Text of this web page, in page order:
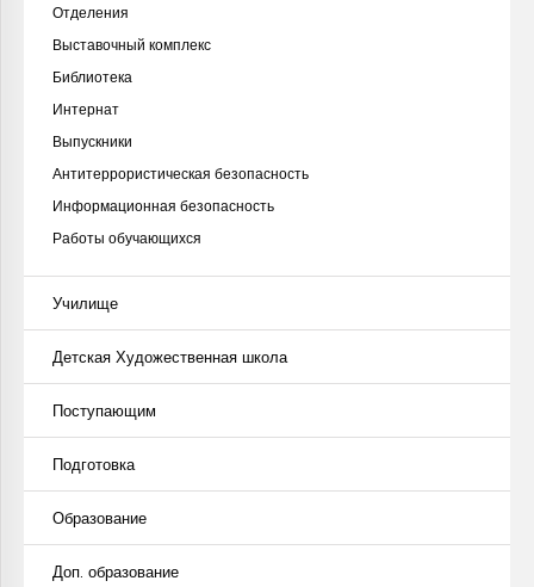
Отделения
Выставочный комплекс
Библиотека
Интернат
Выпускники
Антитеррористическая безопасность
Информационная безопасность
Работы обучающихся
Училище
Детская Художественная школа
Поступающим
Подготовка
Образование
Доп. образование